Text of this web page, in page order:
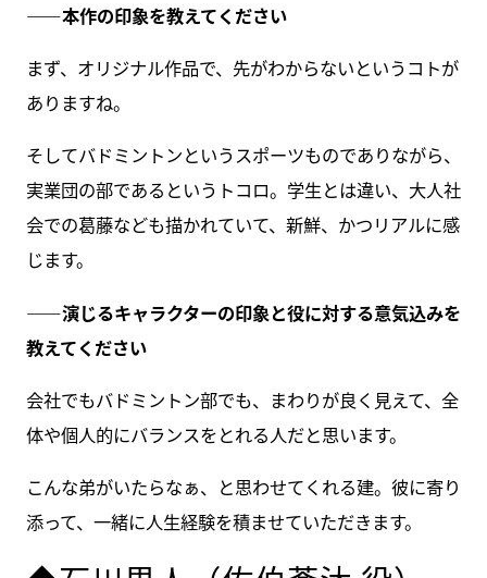
――本作の印象を教えてください
まず、オリジナル作品で、先がわからないというコトが
ありますね。
そしてバドミントンというスポーツものでありながら、
実業団の部であるというトコロ。学生とは違い、大人社
会での葛藤なども描かれていて、新鮮、かつリアルに感
じます。
――演じるキャラクターの印象と役に対する意気込みを
教えてください
会社でもバドミントン部でも、まわりが良く見えて、全
体や個人的にバランスをとれる人だと思います。
こんな弟がいたらなぁ、と思わせてくれる建。彼に寄り
添って、一緒に人生経験を積ませていただきます。